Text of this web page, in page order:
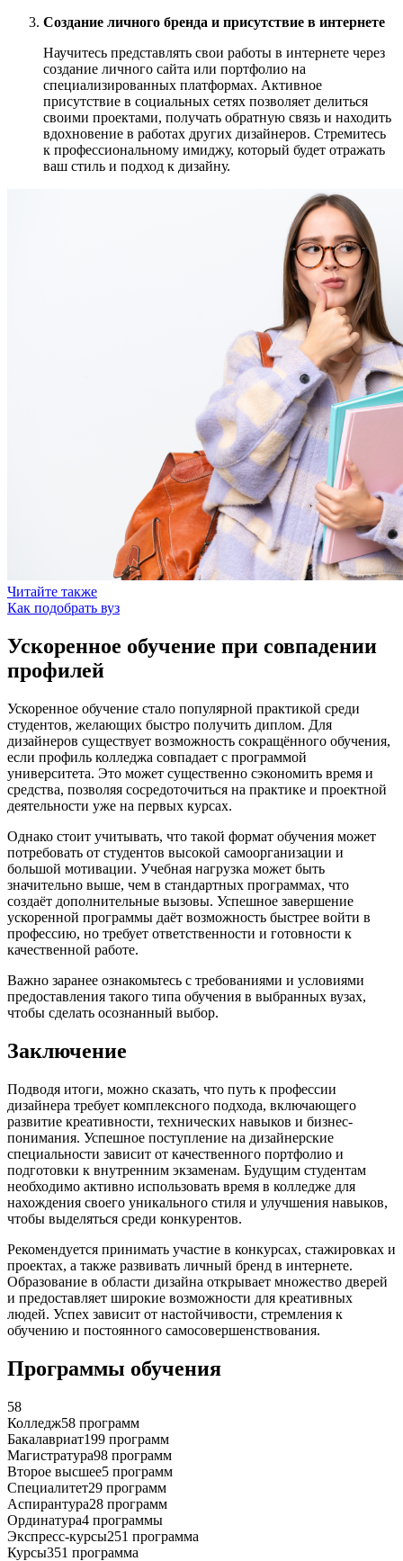
Создание личного бренда и присутствие в интернете
Научитесь представлять свои работы в интернете через
создание личного сайта или портфолио на
специализированных платформах. Активное
присутствие в социальных сетях позволяет делиться
своими проектами, получать обратную связь и находить
вдохновение в работах других дизайнеров. Стремитесь
к профессиональному имиджу, который будет отражать
ваш стиль и подход к дизайну.
Читайте также
Как подобрать вуз
Ускоренное обучение при совпадении
профилей
Ускоренное обучение стало популярной практикой среди
студентов, желающих быстро получить диплом. Для
дизайнеров существует возможность сокращённого обучения,
если профиль колледжа совпадает с программой
университета. Это может существенно сэкономить время и
средства, позволяя сосредоточиться на практике и проектной
деятельности уже на первых курсах.
Однако стоит учитывать, что такой формат обучения может
потребовать от студентов высокой самоорганизации и
большой мотивации. Учебная нагрузка может быть
значительно выше, чем в стандартных программах, что
создаёт дополнительные вызовы. Успешное завершение
ускоренной программы даёт возможность быстрее войти в
профессию, но требует ответственности и готовности к
качественной работе.
Важно заранее ознакомьтесь с требованиями и условиями
предоставления такого типа обучения в выбранных вузах,
чтобы сделать осознанный выбор.
Заключение
Подводя итоги, можно сказать, что путь к профессии
дизайнера требует комплексного подхода, включающего
развитие креативности, технических навыков и бизнес-
понимания. Успешное поступление на дизайнерские
специальности зависит от качественного портфолио и
подготовки к внутренним экзаменам. Будущим студентам
необходимо активно использовать время в колледже для
нахождения своего уникального стиля и улучшения навыков,
чтобы выделяться среди конкурентов.
Рекомендуется принимать участие в конкурсах, стажировках и
проектах, а также развивать личный бренд в интернете.
Образование в области дизайна открывает множество дверей
и предоставляет широкие возможности для креативных
людей. Успех зависит от настойчивости, стремления к
обучению и постоянного самосовершенствования.
Программы обучения
58
Колледж58 программ
Бакалавриат199 программ
Магистратура98 программ
Второе высшее5 программ
Специалитет29 программ
Аспирантура28 программ
Ординатура4 программы
Экспресс-курсы251 программа
Курсы351 программа